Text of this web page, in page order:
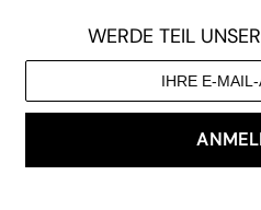
WERDE TEIL